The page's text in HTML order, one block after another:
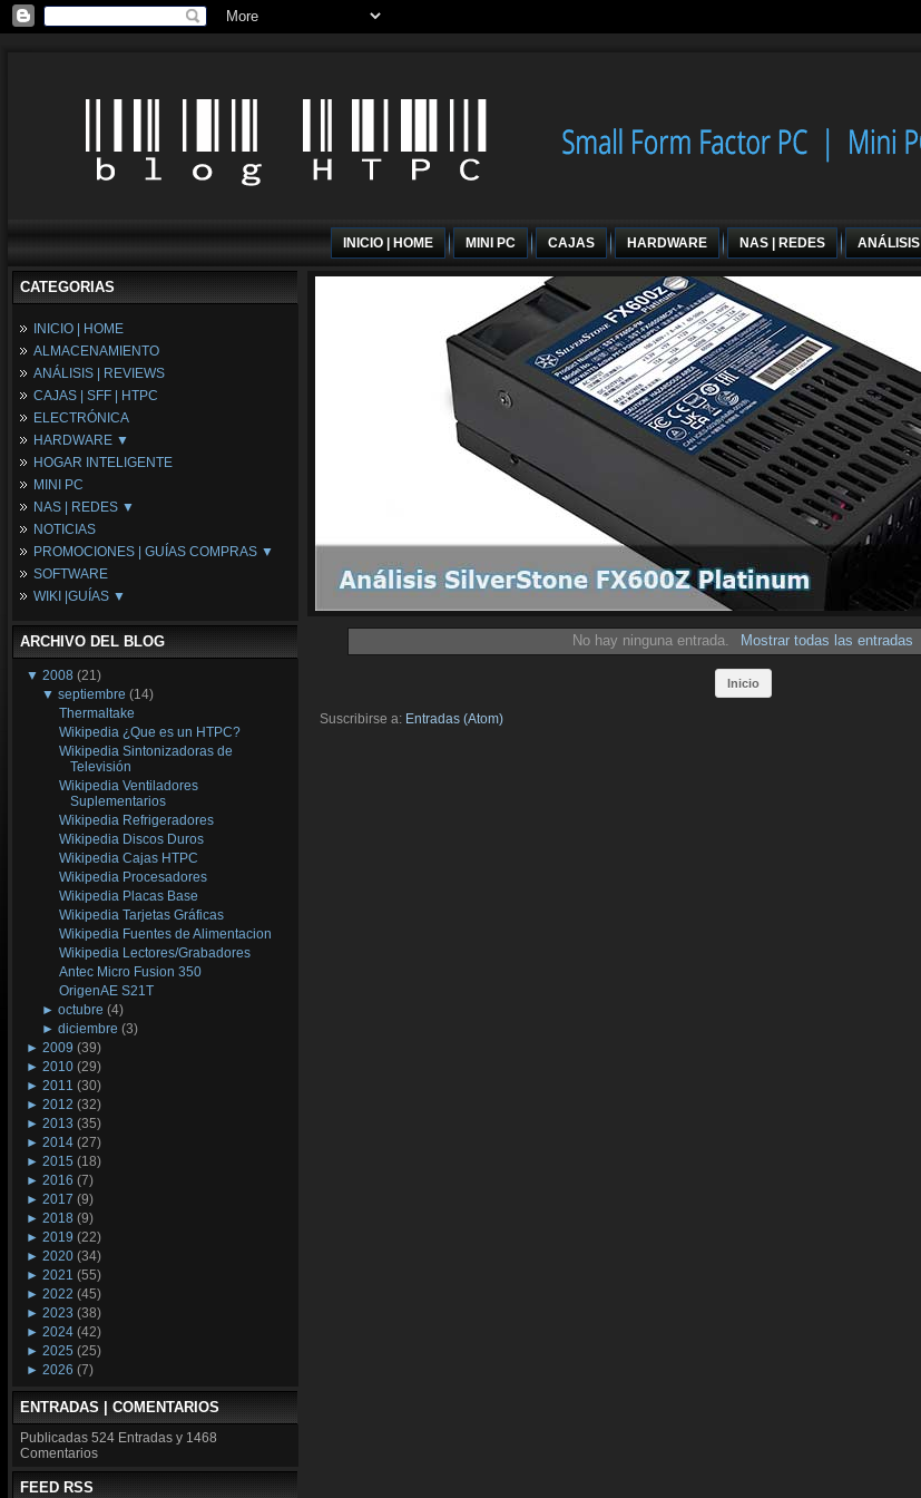
INICIO | HOME MINI PC CAJAS HARDWARE NAS | REDES ANÁLISIS
CATEGORIAS
INICIO | HOME
ALMACENAMIENTO
ANÁLISIS | REVIEWS
CAJAS | SFF | HTPC
ELECTRÓNICA
HARDWARE ▼
Fuentes de Alimentación
Memória RAM
Placas Base
Procesadores
Periféricos
Refrigeración
Tarjetas Gráficas
HOGAR INTELIGENTE
MINI PC
NAS | REDES ▼
NAS
Espacio Synology
Redes
NOTICIAS
PROMOCIONES | GUÍAS COMPRAS ▼
Configuraciones Ordenadores
Guías de Compras
SOFTWARE
WIKI |GUÍAS ▼
Wikipedia
ARCHIVO DEL BLOG
▼ 2008 (21)
▼septiembre (14)
Thermaltake
Wikipedia ¿Que es un HTPC?
Wikipedia Sintonizadoras de
Televisión
Wikipedia Ventiladores
Suplementarios
Wikipedia Refrigeradores
Wikipedia Discos Duros
Wikipedia Cajas HTPC
Wikipedia Procesadores
Wikipedia Placas Base
Wikipedia Tarjetas Gráficas
Wikipedia Fuentes de Alimentacion
Wikipedia Lectores/Grabadores
Antec Micro Fusion 350
OrigenAE S21T
►octubre (4)
►diciembre (3)
► 2009 (39)
► 2010 (29)
► 2011 (30)
► 2012 (32)
► 2013 (35)
► 2014 (27)
► 2015 (18)
► 2016 (7)
► 2017 (9)
► 2018 (9)
► 2019 (22)
► 2020 (34)
► 2021 (55)
► 2022 (45)
► 2023 (38)
► 2024 (42)
► 2025 (25)
► 2026 (7)
ENTRADAS | COMENTARIOS
Publicadas 524 Entradas y 1468
Comentarios
FEED RSS
No hay ninguna entrada. Mostrar todas las entradas
Inicio
Suscribirse a: Entradas (Atom)